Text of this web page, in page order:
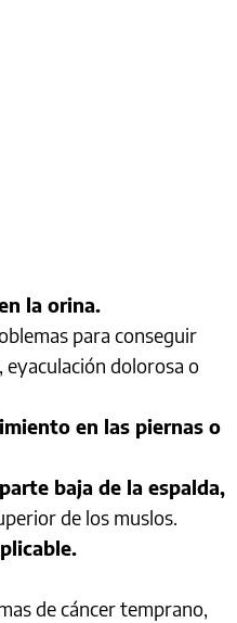
la orina.
para conseguir
dolorosa o
en las piernas o
baja de la espalda,
de los muslos.
de cáncer temprano,